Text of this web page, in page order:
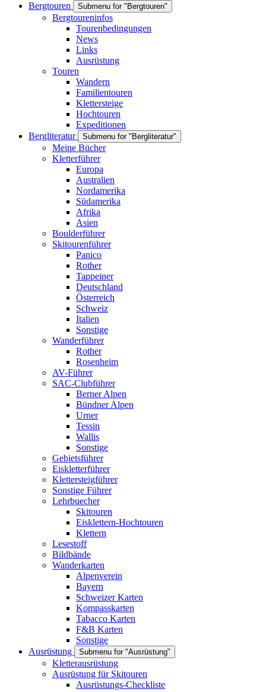
Bergtouren
Submenu for "Bergtouren"
Bergtoureninfos
Tourenbedingungen
News
Links
Ausrüstung
Touren
Wandern
Familientouren
Klettersteige
Hochtouren
Expeditionen
Bergliteratur
Submenu for "Bergliteratur"
Meine Bücher
Kletterführer
Europa
Australien
Nordamerika
Südamerika
Afrika
Asien
Boulderführer
Skitourenführer
Panico
Rother
Tappeiner
Deutschland
Österreich
Schweiz
Italien
Sonstige
Wanderführer
Rother
Rosenheim
AV-Führer
SAC-Clubführer
Berner Alpen
Bündner Alpen
Urner
Tessin
Wallis
Sonstige
Gebietsführer
Eiskletterführer
Klettersteigführer
Sonstige Führer
Lehrbuecher
Skitouren
Eisklettern-Hochtouren
Klettern
Lesestoff
Bildbände
Wanderkarten
Alpenverein
Bayern
Schweizer Karten
Kompasskarten
Tabacco Karten
F&B Karten
Sonstige
Ausrüstung
Submenu for "Ausrüstung"
Kletterausrüstung
Ausrüstung für Skitouren
Ausrüstungs-Checkliste